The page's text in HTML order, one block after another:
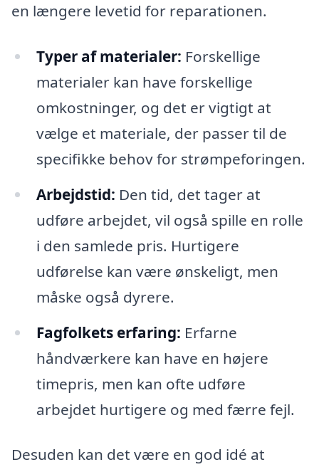
en længere levetid for reparationen.
Typer af materialer: Forskellige
materialer kan have forskellige
omkostninger, og det er vigtigt at
vælge et materiale, der passer til de
specifikke behov for strømpeforingen.
Arbejdstid: Den tid, det tager at
udføre arbejdet, vil også spille en rolle
i den samlede pris. Hurtigere
udførelse kan være ønskeligt, men
måske også dyrere.
Fagfolkets erfaring: Erfarne
håndværkere kan have en højere
timepris, men kan ofte udføre
arbejdet hurtigere og med færre fejl.
Desuden kan det være en god idé at